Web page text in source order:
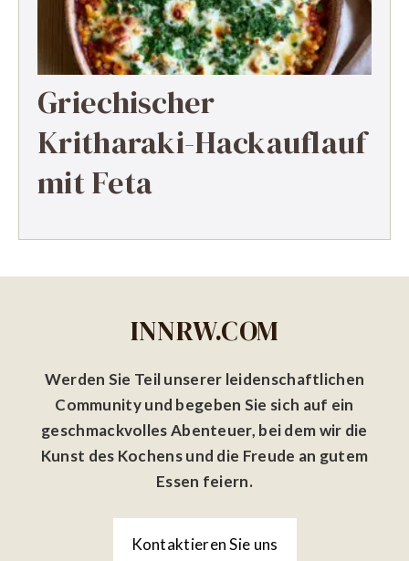
Griechischer
Kritharaki-Hackauflauf
mit Feta
INNRW.COM
Werden Sie Teil unserer leidenschaftlichen
Community und begeben Sie sich auf ein
geschmackvolles Abenteuer, bei dem wir die
Kunst des Kochens und die Freude an gutem
Essen feiern.
Kontaktieren Sie uns